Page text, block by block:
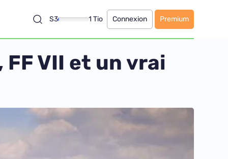
S3 1 Tio Connexion Premium
FF VII et un vrai